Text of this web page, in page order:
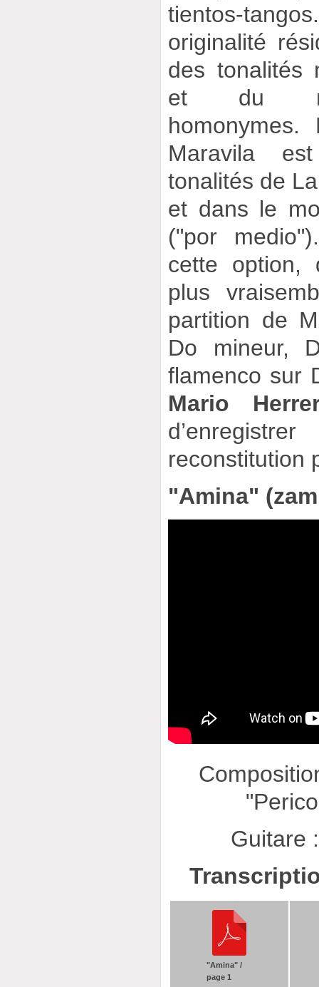
tientos-
originalité
des tonalités
et du
Maravila
tonalités de
et dans le
("por
cette option,
plus
partition de
Do mineur,
flamenco sur
Mario
reconstitution
"Amina"
Guitare
"Amina" /
page 1